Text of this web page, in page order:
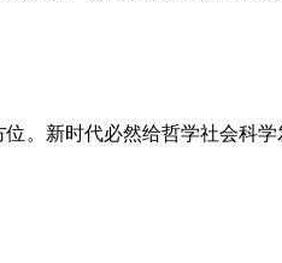
。新时代必然给哲学社会科